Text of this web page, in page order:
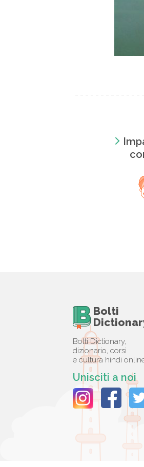
Bolti
Bolti Dictionary,
dizionario, corsi
e cultura hindi
Unisciti a noi